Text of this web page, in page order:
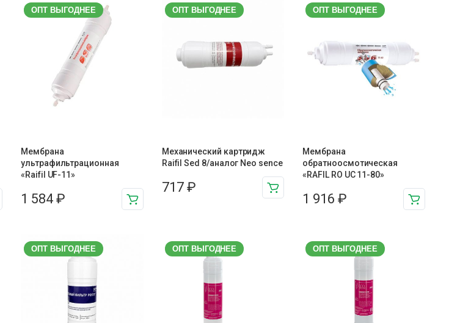
ОПТ ВЫГОДНЕЕ
Мембрана
ультрафильтрационная
«Raifil UF-11»
1 584 ₽
ОПТ ВЫГОДНЕЕ
Механический картридж
Raifil Sed 8/аналог Neo sence
717 ₽
ОПТ ВЫГОДНЕЕ
Мембрана
обратноосмотическая
«RAFIL RO UC 11-80»
1 916₽
ОПТ ВЫГОДНЕЕ ОПТ ВЫГОДНЕЕ ОПТ ВЫГОДНЕЕ